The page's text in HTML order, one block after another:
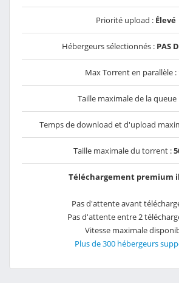
Priorité upload : Élevé
Hébergeurs sélectionnés : PAS
Max Torrent en parallèle :
Taille maximale de la queue
Temps de download et d'upload
Taille maximale du torrent :
Téléchargement premium
Pas d'attente avant
Pas d'attente entre 2
Vitesse maximale
Plus de 300 hébergeurs